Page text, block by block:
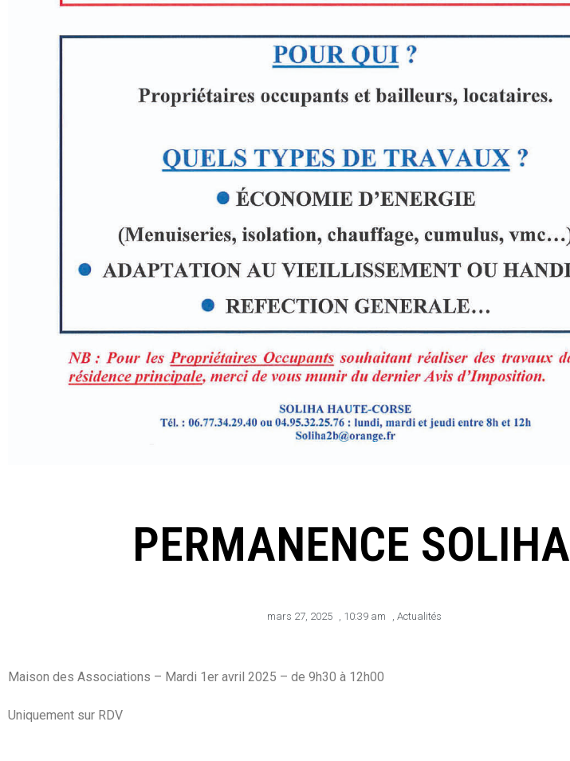
PERMANENCE SOLIHA
mars 27, 2025 , 10:39 am , Actualités
Maison des Associations – Mardi 1er avril 2025 – de 9h30 à 12h00
Uniquement sur RDV